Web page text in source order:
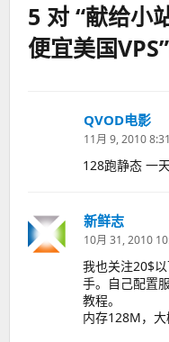
5 对 “献给小
便宜美国
QVOD电影
道
11月 9, 2010
128跑静态 一
新鲜志
道：
10月 31, 2010
我也关注20$
手。自己配置
教程。
内存128M，大